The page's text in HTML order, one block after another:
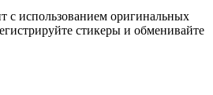
с использованием оригинальных
стикеры и обменивайте